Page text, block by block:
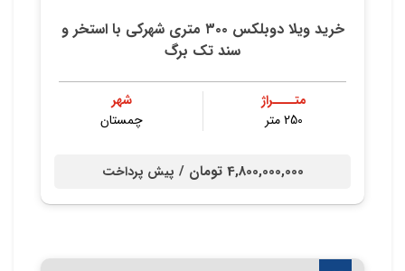
خريد ویلا دوبلکس ۳۰۰ متری شهركي با استخر و
سند تك برگ
متــــراژ
250 متر
شهر
چمستان
4,800,000,000 تومان / پیش پرداخت